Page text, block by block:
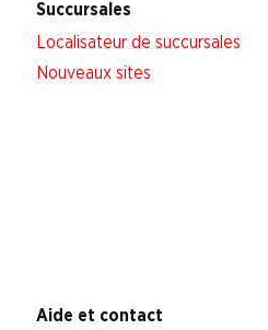
Succursales
Localisateur de succursales
Nouveaux sites
Aide et contact